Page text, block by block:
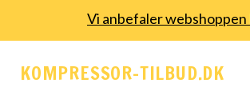
Vi anbefaler webshoppen
KOMPRESSOR-TILBUD.DK